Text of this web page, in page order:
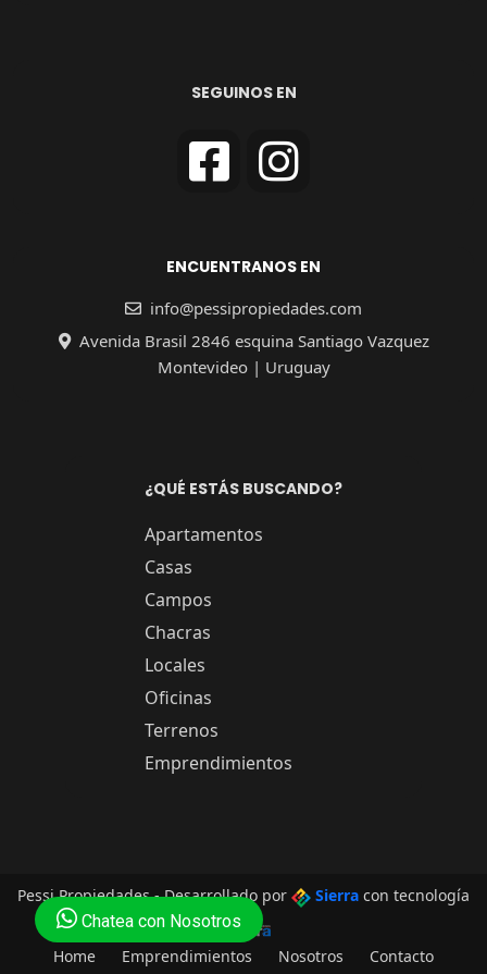
SEGUINOS EN
ENCUENTRANOS EN
info@pessipropiedades.com
Avenida Brasil 2846 esquina Santiago Vazquez
Montevideo | Uruguay
¿QUÉ ESTÁS BUSCANDO?
Apartamentos
Casas
Campos
Chacras
Locales
Oficinas
Terrenos
Emprendimientos
Pessi Propiedades - Desarrollado por Sierra con tecnología
de
Home
Emprendimientos Nosotros Contacto
Chatea con Nosotros